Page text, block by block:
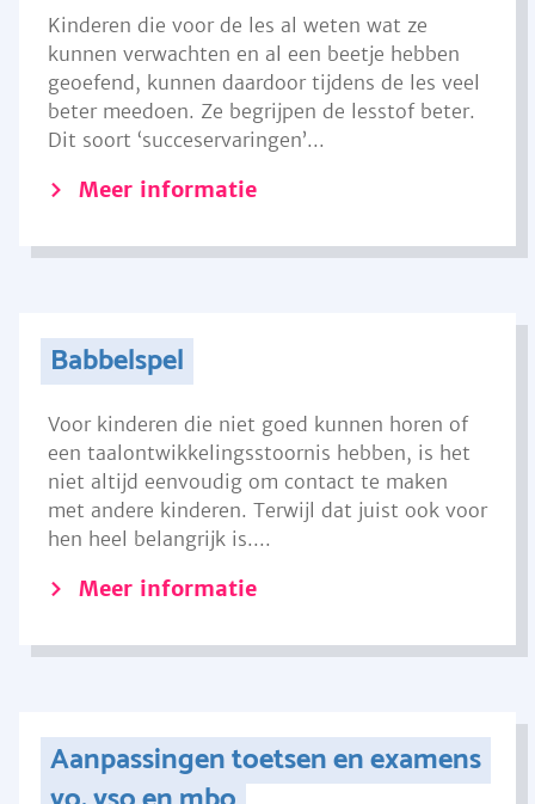
Kinderen die voor de les al weten wat ze
kunnen verwachten en al een beetje hebben
geoefend, kunnen daardoor tijdens de les veel
beter meedoen. Ze begrijpen de lesstof beter.
Dit soort ‘succeservaringen’...
Meer informatie
Babbelspel
Voor kinderen die niet goed kunnen horen of
een taalontwikkelingsstoornis hebben, is het
niet altijd eenvoudig om contact te maken
met andere kinderen. Terwijl dat juist ook voor
hen heel belangrijk is....
Meer informatie
Aanpassingen toetsen en examens